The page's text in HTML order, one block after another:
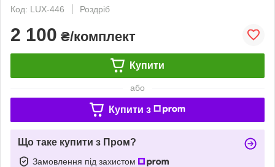
Код: LUX-446
Роздріб
2 100 ₴/комплект
Купити
або
Купити з
Що таке купити з Пром?
Замовлення під захистом